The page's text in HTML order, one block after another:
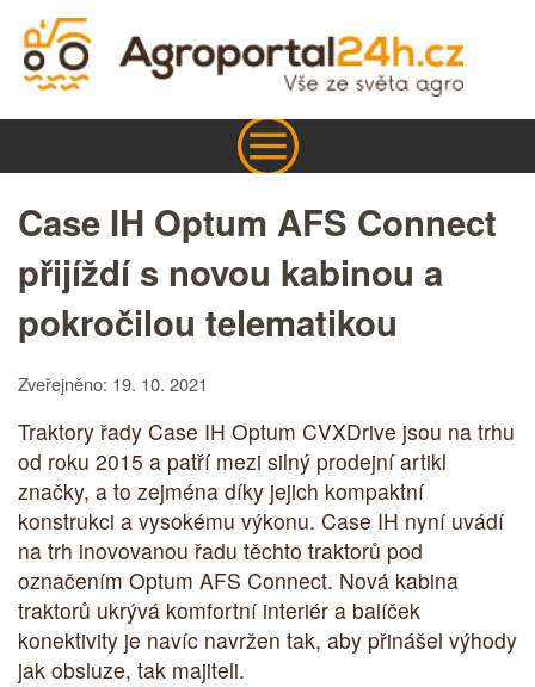
Case IH Optum AFS Connect
přijíždí s novou kabinou a
pokročilou telematikou
Zveřejněno: 19. 10. 2021
Traktory řady Case IH Optum CVXDrive jsou na trhu
od roku 2015 a patří mezi silný prodejní artikl
značky, a to zejména díky jejich kompaktní
konstrukci a vysokému výkonu. Case IH nyní uvádí
na trh inovovanou řadu těchto traktorů pod
označením Optum AFS Connect. Nová kabina
traktorů ukrývá komfortní interiér a balíček
konektivity je navíc navržen tak, aby přinášel výhody
jak obsluze, tak majiteli.